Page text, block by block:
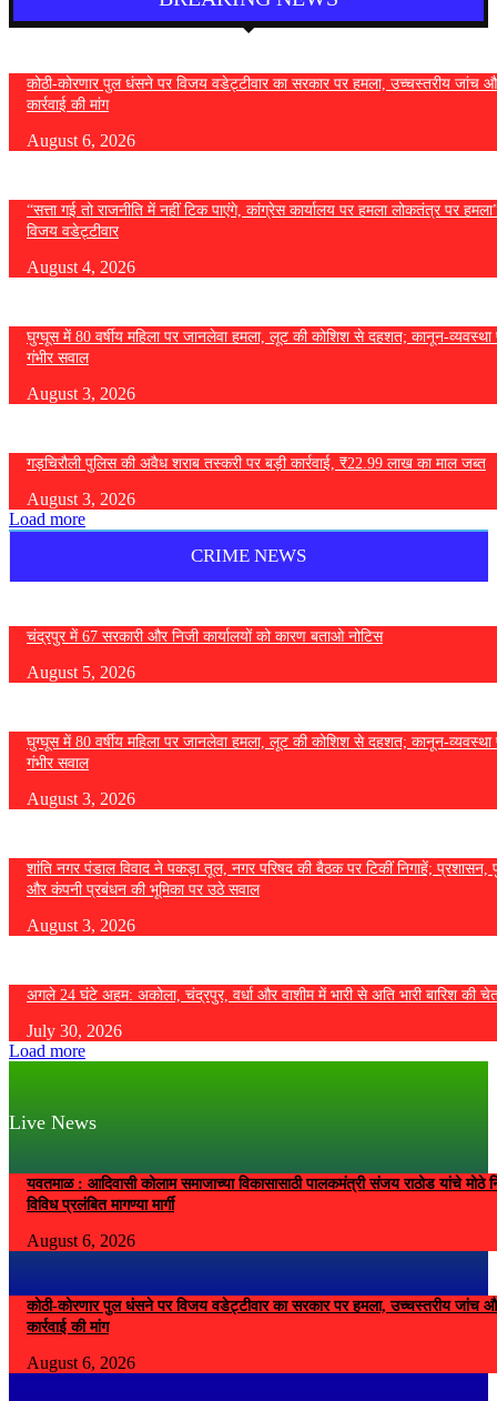
कोठी-कोरणार पुल धंसने पर विजय वडेट्टीवार का सरकार पर हमला, उच्चस्तरीय जांच
कार्रवाई की मांग
August 6, 2026
“सत्ता गई तो राजनीति में नहीं टिक पाएंगे, कांग्रेस कार्यालय पर हमला लोकतंत्र पर
विजय वडेट्टीवार
August 4, 2026
घुग्घूस में 80 वर्षीय महिला पर जानलेवा हमला, लूट की कोशिश से दहशत; कानून-व्यवस्था
गंभीर सवाल
August 3, 2026
गड़चिरौली पुलिस की अवैध शराब तस्करी पर बड़ी कार्रवाई, ₹22.99 लाख का माल जब्त
August 3, 2026
Load more
CRIME NEWS
चंद्रपुर में 67 सरकारी और निजी कार्यालयों को कारण बताओ नोटिस
August 5, 2026
घुग्घूस में 80 वर्षीय महिला पर जानलेवा हमला, लूट की कोशिश से दहशत; कानून-व्यवस्था
गंभीर सवाल
August 3, 2026
शांति नगर पंडाल विवाद ने पकड़ा तूल, नगर परिषद की बैठक पर टिकीं निगाहें; प्रशासन,
और कंपनी प्रबंधन की भूमिका पर उठे सवाल
August 3, 2026
अगले 24 घंटे अहम: अकोला, चंद्रपुर, वर्धा और वाशीम में भारी से अति भारी बारिश की
July 30, 2026
Load more
Live News
यवतमाळ : आदिवासी कोलाम समाजाच्या विकासासाठी पालकमंत्री संजय राठोड यांचे मोठे
विविध प्रलंबित मागण्या मार्गी
August 6, 2026
कोठी-कोरणार पुल धंसने पर विजय वडेट्टीवार का सरकार पर हमला, उच्चस्तरीय जांच
कार्रवाई की मांग
August 6, 2026